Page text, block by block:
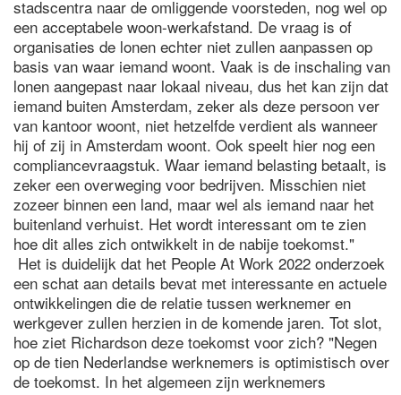
stadscentra naar de omliggende voorsteden, nog wel op
een acceptabele woon-werkafstand. De vraag is of
organisaties de lonen echter niet zullen aanpassen op
basis van waar iemand woont. Vaak is de inschaling van
lonen aangepast naar lokaal niveau, dus het kan zijn dat
iemand buiten Amsterdam, zeker als deze persoon ver
van kantoor woont, niet hetzelfde verdient als wanneer
hij of zij in Amsterdam woont. Ook speelt hier nog een
compliancevraagstuk. Waar iemand belasting betaalt, is
zeker een overweging voor bedrijven. Misschien niet
zozeer binnen een land, maar wel als iemand naar het
buitenland verhuist. Het wordt interessant om te zien
hoe dit alles zich ontwikkelt in de nabije toekomst."
Het is duidelijk dat het People At Work 2022 onderzoek
een schat aan details bevat met interessante en actuele
ontwikkelingen die de relatie tussen werknemer en
werkgever zullen herzien in de komende jaren. Tot slot,
hoe ziet Richardson deze toekomst voor zich? "Negen
op de tien Nederlandse werknemers is optimistisch over
de toekomst. In het algemeen zijn werknemers